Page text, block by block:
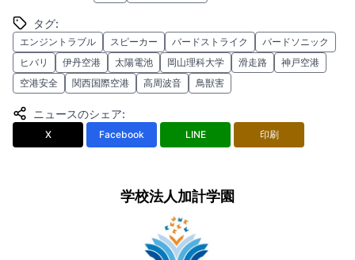
タグ:
エンジントラブル スピーカー バードストライク
バードソニック
ヒバリ
伊丹空港 太陽電池 岡山理科大学 滑走路
神戸空港
空港安全
関西国際空港 高周波音 鳥獣害
ニュースのシェア:
X Facebook LINE 印刷
学校法人加計学園